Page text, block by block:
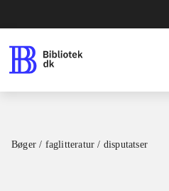
Bøger / faglitteratur / disputatser